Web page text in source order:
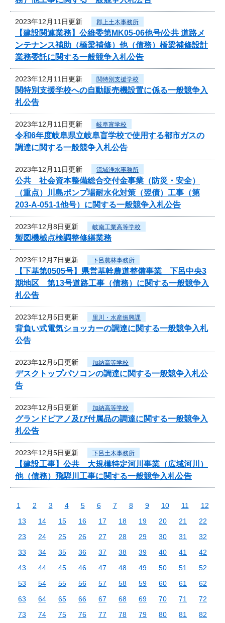
2023年12月11日更新 郡上土木事務所
【建設関連業務】公維委第MK05-06他号/公共 道路メ
ンテナンス補助（橋梁補修）他（債務）橋梁補修設計
業務委託に関する一般競争入札公告
2023年12月11日更新 関特別支援学校
関特別支援学校への自動販売機設置に係る一般競争入
札公告
2023年12月11日更新 岐阜盲学校
令和6年度岐阜県立岐阜盲学校で使用する都市ガスの
調達に関する一般競争入札公告
2023年12月11日更新 流域浄水事務所
公共 社会資本整備総合交付金事業（防災・安全）
（重点）川島ポンプ場耐水化対策（翌債）工事（第
203-A-051-1他号）に関する一般競争入札公告
2023年12月8日更新 岐南工業高等学校
製図機械点検調整修繕業務
2023年12月7日更新 下呂農林事務所
【下基第0505号】県営基幹農道整備事業 下呂中央3
期地区 第13号道路工事（債務）に関する一般競争入
札公告
2023年12月5日更新 里川・水産振興課
背負い式電気ショッカーの調達に関する一般競争入札
公告
2023年12月5日更新 加納高等学校
デスクトップパソコンの調達に関する一般競争入札公
告
2023年12月5日更新 加納高等学校
グランドピアノ及び付属品の調達に関する一般競争入
札公告
2023年12月5日更新 下呂土木事務所
【建設工事】公共 大規模特定河川事業（広域河川）
他（債務）飛騨川工事に関する一般競争入札公告
1 2 3 4 5 6 7 8 9 10 11
12
13
14 15 16 17 18 19 20 21
22
23
24 25 26 27 28 29 30 31
32
33
34 35 36 37 38 39 40 41
42
43
44 45 46 47 48 49 50 51
52
53
54 55 56 57 58 59 60 61
62
63
64 65 66 67 68 69 70 71
72
73
74 75 76 77 78 79 80 81
82